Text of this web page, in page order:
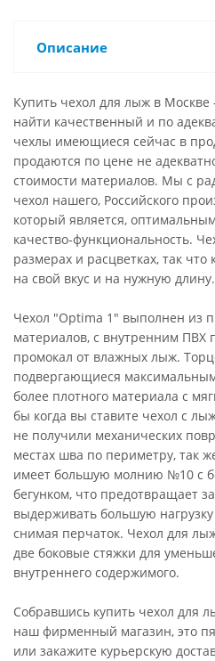
Описание
Купить чехол для лыж в Москве
найти качественный и по
чехлы имеющиеся сейчас в
продаются по цене не
стоимости материалов. Мы с
чехол нашего, Российского
который является,
качество-функциональность.
размерах и расцветках, так
на свой вкус и на нужную длину.
Чехол "Optima 1" выполнен из
материалов, с внутренним ПВХ
промокал от влажных лыж.
подвергающиеся
более плотного материала с
бы когда вы ставите чехол с
не получили механических
местах шва по периметру, так
имеет большую молнию №10 с
бегунком, что предотвращает
выдерживать большую
снимая перчаток. Чехол для
две боковые стяжки для
внутреннего содержимого.
Собравшись купить чехол для
наш фирменный магазин, это
или закажите курьерскую